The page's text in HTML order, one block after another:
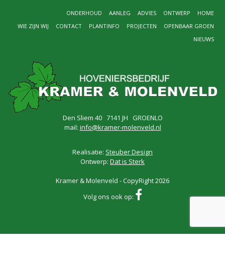
HOME
ONTWERP
ADVIES
AANLEG
ONDERHOUD
OPENBAAR GROEN
PROJECTEN
PLANTINFO
CONTACT
WIE ZIJN WIJ
NIEUWS
Den Sliem 40 7141 JH GROENLO
mail: info@kramer-molenveld.nl
Realisatie: Steuber Design
Ontwerp: Dat is Sterk
Kramer & Molenveld - CopyRight 2026
Volg ons ook op: